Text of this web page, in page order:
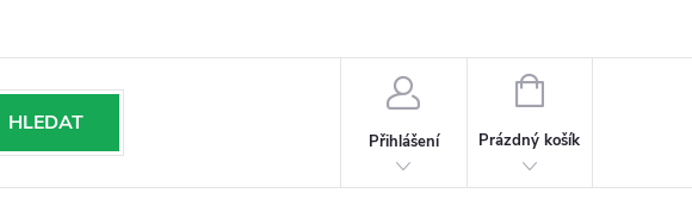
HLEDAT
Přihlášení
NÁKUPNÍ
Prázdný košík